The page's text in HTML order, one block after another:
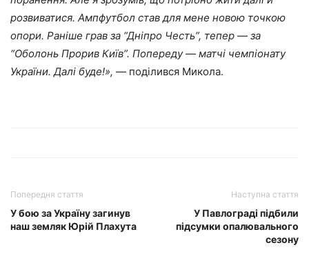
розвиватися. Ампфутбол став для мене новою точкою
опори. Раніше грав за “Дніпро Честь”, тепер — за
“Оболонь Прорив Київ”. Попереду — матчі чемпіонату
України. Далі буде!», — поділився Микола.
Попередня стаття
У бою за Україну загинув
наш земляк Юрій Плахута
Наступна стаття
У Павлограді підбили
підсумки опалювального
сезону